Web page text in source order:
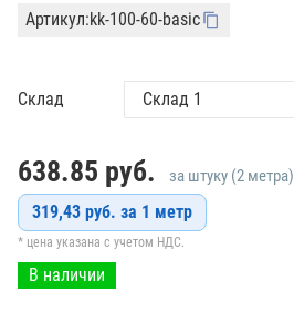
Артикул:kk-100-60-basic
Склад
638.85 руб. за штуку (2 метра)
319,43 руб. за 1 метр
* цена указана с учетом НДС.
В наличии